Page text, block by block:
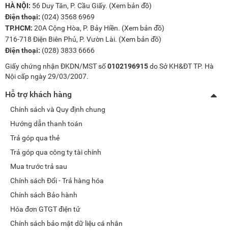
HÀ NỘI: 56 Duy Tân, P. Cầu Giấy. (Xem bản đồ)
Điện thoại: (024) 3568 6969
TP.HCM: 20A Cộng Hòa, P. Bảy Hiền. (Xem bản đồ)
716-718 Điện Biên Phủ, P. Vườn Lài. (Xem bản đồ)
Điện thoại: (028) 3833 6666
Giấy chứng nhận ĐKDN/MST số0102196915do Sở KH&ĐT TP. Hà
Nội cấp ngày 29/03/2007.
Hỗ trợ khách hàng
Chính sách và Quy định chung
Hướng dẫn thanh toán
Trả góp qua thẻ
Trả góp qua công ty tài chính
Mua trước trả sau
Chính sách Đổi - Trả hàng hóa
Chính sách Bảo hành
Hóa đơn GTGT điện tử
Chính sách bảo mật dữ liệu cá nhân